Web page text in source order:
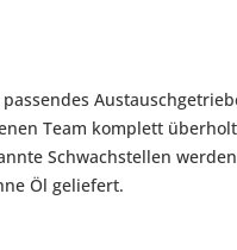
Team komplett
Schwachstellen
Öl geliefert.